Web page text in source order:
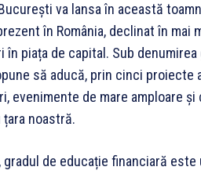
va lansa în această
în România, declinat în
piața de capital. Sub
să aducă, prin cinci proiecte
evenimente de mare amploare
noastră.
gradul de educație financiară